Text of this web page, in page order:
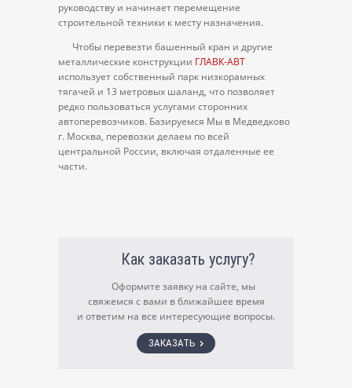
руководству и начинает перемещение
строительной техники к месту назначения.
Чтобы перевезти башенный кран и другие
металлические конструкции ГЛАВК-АВТ
использует собственный парк низкорамных
тягачей и 13 метровых шаланд, что позволяет
редко пользоваться услугами сторонних
автоперевозчиков. Базируемся Мы в Медведково
г. Москва, перевозки делаем по всей
центральной России, включая отдаленные ее
части.
Как заказать услугу?
Оформите заявку на сайте, мы
свяжемся с вами в ближайшее время
и ответим на все интересующие вопросы.
ЗАКАЗАТЬ